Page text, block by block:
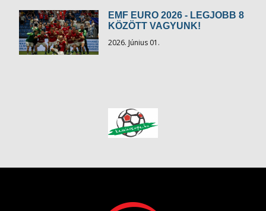
EMF EURO 2026 - LEGJOBB 8
KÖZÖTT VAGYUNK!
2026. Június 01.